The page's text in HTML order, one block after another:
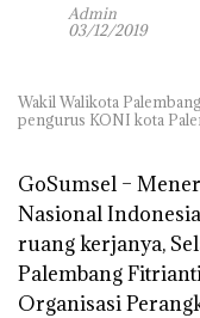
Admin
03/12/2019
Wakil Walikota
pengurus KONI kota
GoSumsel –
Nasional
ruang kerjanya,
Palembang
Organisasi